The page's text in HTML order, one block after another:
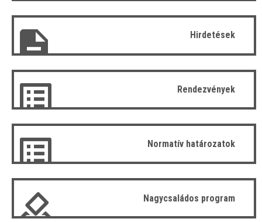
Hirdetések
Rendezvények
Normatív határozatok
Nagycsaládos program